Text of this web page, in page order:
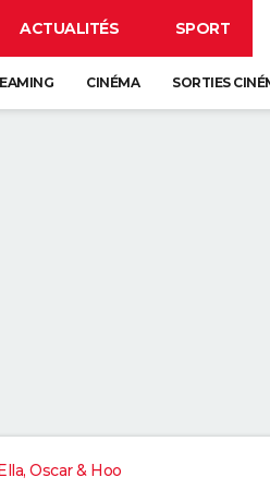
ACTUALITÉS SPORT
CINÉMA SORTIES
Oscar & Hoo